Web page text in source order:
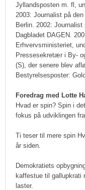
Jyllandsposten m. fl,
2003: Journalist på
Berlin. 2002:
Dagbladet DAGEN.
Erhvervsministeriet,
Pressesekretær i By-
(S), der senere blev
Bestyrelsesposter:
Foredrag med Lotte
Hvad er spin? Spin i
fokus på udviklingen
Ti teser til mere spin
år siden.
Demokratiets
kaffestue til gallupkrati
laster.